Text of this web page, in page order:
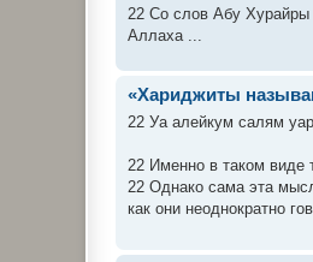
22 Со слов Абу Хурайры
Аллаха ...
«Хариджиты
22 Уа алейкум салям
22 Именно в таком виде
22 Однако сама эта
как они неоднократно